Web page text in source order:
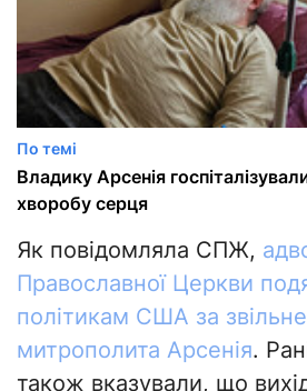
По темі
Владику Арсенія
хворобу серця
Як повідомляла СПЖ,
Православної Церкви
політикам США за
митрополита Арсенія.
також вказували, що